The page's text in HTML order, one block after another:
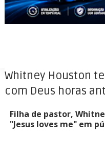
Whitney Houston
com Deus horas
Filha de pastor,
"Jesus loves me" em